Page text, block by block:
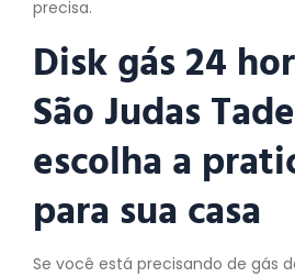
precisa.
Disk gás 24
São Judas
escolha a
para sua casa
Se você está precisando de gás